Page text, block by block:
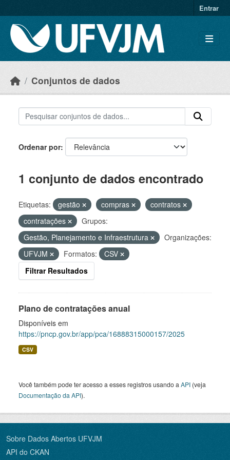
Entrar
Conjuntos de dados
Ordenar por
1 conjunto de dados encontrado
Etiquetas: gestão compras
contratos
contratações
Grupos:
Gestão, Planejamento e Infraestrutura
Organizações:
UFVJM
Formatos:
CSV
Filtrar Resultados
Plano de contratações anual
Disponíveis em
https://pncp.gov.br/app/pca/16888315000157/2025
CSV
Você também pode ter acesso a esses registros usando a API (veja
Documentação da API).
Sobre Dados Abertos UFVJM
API do CKAN